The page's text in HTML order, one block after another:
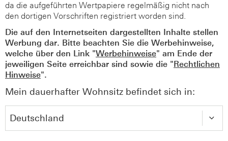
da die aufgeführten Wertpapiere regelmäßig nicht nach
den dortigen Vorschriften registriert worden sind.
Die auf den Internetseiten dargestellten Inhalte stellen
Werbung dar. Bitte beachten Sie die Werbehinweise,
welche über den Link "Werbehinweise" am Ende der
jeweiligen Seite erreichbar sind sowie die "Rechtlichen
Hinweise".
Mein dauerhafter Wohnsitz befindet sich in: